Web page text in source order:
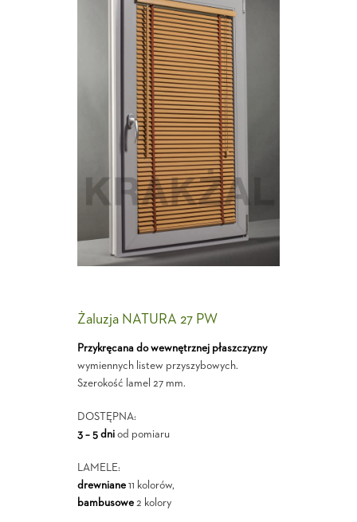
Żaluzja NATURA 27 PW
Przykręcana do wewnętrznej płaszczyzny
wymiennych listew przyszybowych.
Szerokość lamel 27 mm.
DOSTĘPNA:
3 – 5 dniod pomiaru
LAMELE:
drewniane11 kolorów,
bambusowe2 kolory